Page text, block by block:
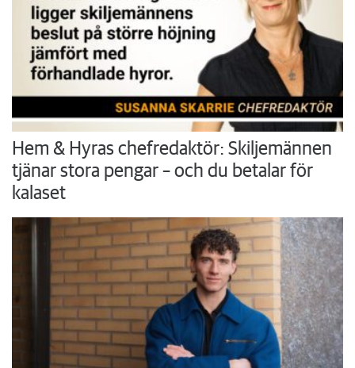
Hem & Hyras chefredaktör: Skiljemännen
tjänar stora pengar – och du betalar för
kalaset